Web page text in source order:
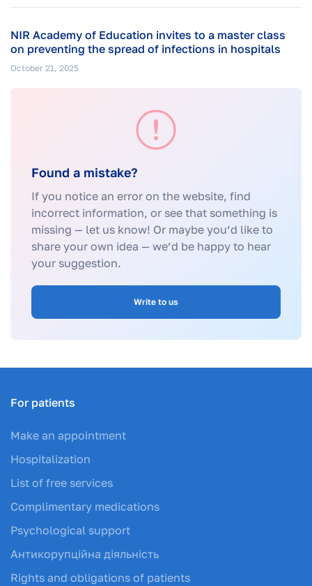
NIR Academy of Education invites to a master class
on preventing the spread of infections in hospitals
October 21, 2025
Found a mistake?
If you notice an error on the website, find
incorrect information, or see that something is
missing — let us know! Or maybe you’d like to
share your own idea — we’d be happy to hear
your suggestion.
Write to us
For patients
Make an appointment
Hospitalization
List of free services
Complimentary medications
Psychological support
Антикорупційна діяльність
Rights and obligations of patients